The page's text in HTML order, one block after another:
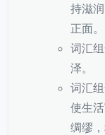
持滋
正面。
词汇
泽。
词汇
使生
绸缪，